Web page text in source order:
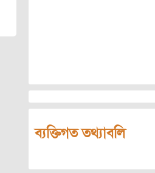
ব্যক্তিগত তথ্যাবলি